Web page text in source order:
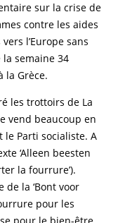
sur la crise de
contre les aides
l’Europe sans
la semaine 34
la Grèce.
les trottoirs de La
vend beaucoup en
Parti socialiste. A
‘Alleen beesten
la fourrure’).
de la ‘Bont voor
pour les